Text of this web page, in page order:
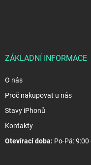
ZÁKLADNÍ INFORMACE
O nás
Proč nakupovat u nás
Stavy iPhonů
Kontakty
Otevírací doba: Po-Pá: 9:00